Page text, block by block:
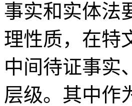
事实和实体法
理性质，在特
中间待证事实
层级。其中作